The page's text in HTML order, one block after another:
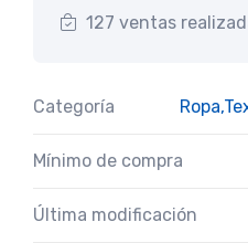
127 ventas
Categoría
Mínimo de compra
Última modificación